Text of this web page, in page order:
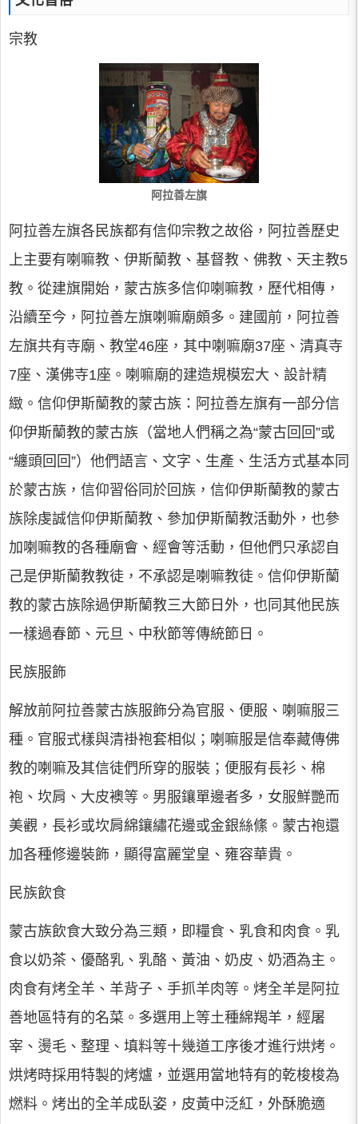
宗教
阿拉善左旗
阿拉善左旗各民族都有信仰宗教之故俗，阿拉善歷史
上主要有喇嘛教、伊斯蘭教、基督教、佛教、天主教5
教。從建旗開始，蒙古族多信仰喇嘛教，歷代相傳，
沿續至今，阿拉善左旗喇嘛廟頗多。建國前，阿拉善
左旗共有寺廟、教堂46座，其中喇嘛廟37座、清真寺
7座、漢佛寺1座。喇嘛廟的建造規模宏大、設計精
緻。信仰伊斯蘭教的蒙古族：阿拉善左旗有一部分信
仰伊斯蘭教的蒙古族（當地人們稱之為“蒙古回回”或
“纏頭回回”）他們語言、文字、生產、生活方式基本同
於蒙古族，信仰習俗同於回族，信仰伊斯蘭教的蒙古
族除虔誠信仰伊斯蘭教、參加伊斯蘭教活動外，也參
加喇嘛教的各種廟會、經會等活動，但他們只承認自
己是伊斯蘭教教徒，不承認是喇嘛教徒。信仰伊斯蘭
教的蒙古族除過伊斯蘭教三大節日外，也同其他民族
一樣過春節、元旦、中秋節等傳統節日。
民族服飾
解放前阿拉善蒙古族服飾分為官服、便服、喇嘛服三
種。官服式樣與清褂袍套相似；喇嘛服是信奉藏傳佛
教的喇嘛及其信徒們所穿的服裝；便服有長衫、棉
袍、坎肩、大皮襖等。男服鑲單邊者多，女服鮮艷而
美觀，長衫或坎肩綿鑲繡花邊或金銀絲絛。蒙古袍還
加各種修邊裝飾，顯得富麗堂皇、雍容華貴。
民族飲食
蒙古族飲食大致分為三類，即糧食、乳食和肉食。乳
食以奶茶、優酪乳、乳酪、黃油、奶皮、奶酒為主。
肉食有烤全羊、羊背子、手抓羊肉等。烤全羊是阿拉
善地區特有的名菜。多選用上等土種綿羯羊，經屠
宰、燙毛、整理、填料等十幾道工序後才進行烘烤。
烘烤時採用特製的烤爐，並選用當地特有的乾梭梭為
燃料。烤出的全羊成臥姿，皮黃中泛紅，外酥脆適